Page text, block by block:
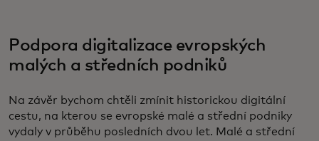
Podpora digitalizace evropských
malých a středních podniků
Na závěr bychom chtěli zmínit historickou digitální
cestu, na kterou se evropské malé a střední podniky
vydaly v průběhu posledních dvou let. Malé a střední